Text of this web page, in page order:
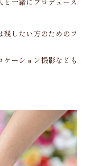
一緒にプロデュース
したい方のためのフ
ーション撮影なども